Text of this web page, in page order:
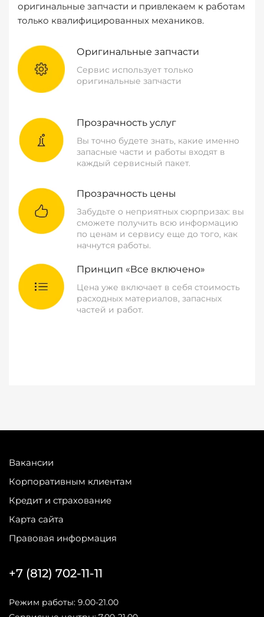
оригинальные запчасти и привлекаем к работам
только квалифицированных механиков.
Оригинальные запчасти
Сервис использует только
оригинальные запчасти
Прозрачность услуг
Вы точно будете знать, какие именно
запасные части и работы входят в
каждый сервисный пакет.
Прозрачность цены
Забудьте о неприятных сюрпризах: вы
сможете получить всю информацию
по ценам и сервису еще до того, как
начнутся работы.
Принцип «Все включено»
Цена уже включает в себя стоимость
расходных материалов, запасных
частей и работ.
Вакансии
Корпоративным клиентам
Кредит и страхование
Карта сайта
Правовая информация
+7 (812) 702-11-11
Режим работы: 9.00-21.00